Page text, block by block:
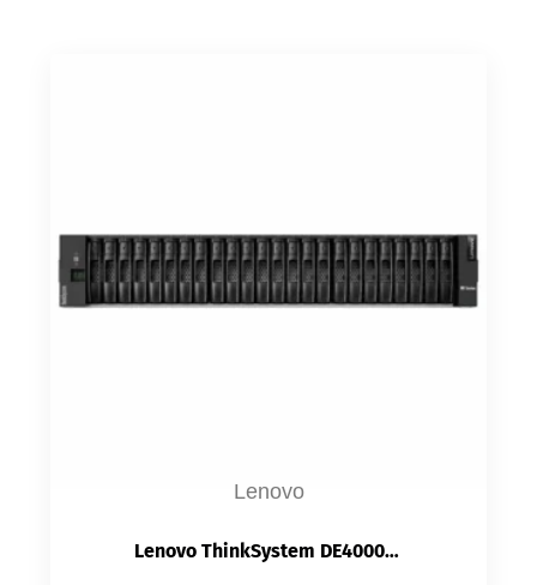
Lenovo
Lenovo ThinkSystem DE4000H — Stockage SAN Hybride 2U | Double Contrôleur | 192 Disques | iSCSI/FC/SAS